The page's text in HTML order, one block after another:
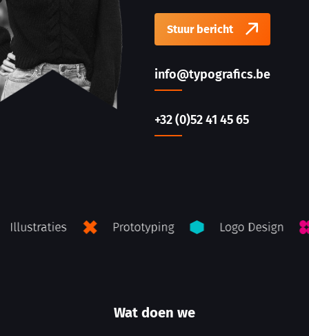
Stuur bericht
info@typografics.be
+32 (0)52 41 45 65
Wat doen we